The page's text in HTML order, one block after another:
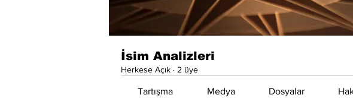
İsim Analizleri
Herkese Açık · 2 üye
Tartışma Medya Dosyalar